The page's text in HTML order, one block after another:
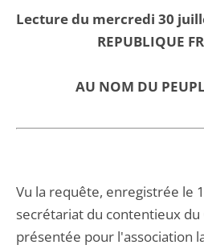
Lecture du mercredi 30
REPUBLIQUE
AU NOM DU
Vu la requête, enregistrée le
secrétariat du contentieux du
présentée pour l'association